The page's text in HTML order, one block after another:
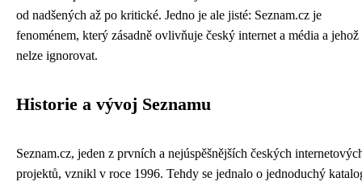
od nadšených až po kritické. Jedno je ale jisté: Seznam.cz je
fenoménem, který zásadně ovlivňuje český internet a média a
nelze ignorovat.
Historie a vývoj Seznamu
Seznam.cz, jeden z prvních a nejúspěšnějších českých
projektů, vznikl v roce 1996. Tehdy se jednalo o jednoduchý